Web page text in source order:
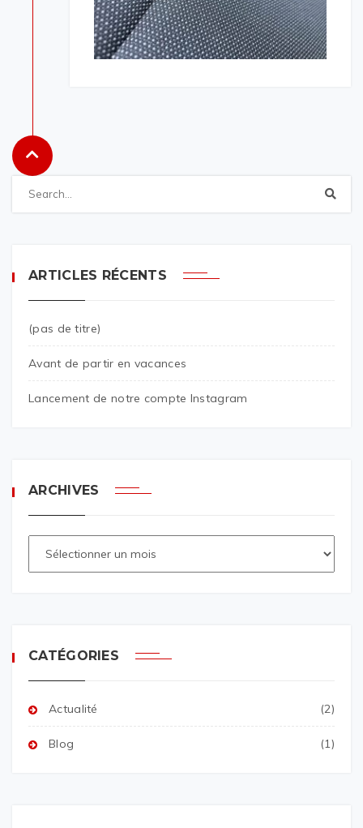
ARTICLES RÉCENTS
(pas de titre)
Avant de partir en vacances
Lancement de notre compte Instagram
ARCHIVES
CATÉGORIES
Actualité (2)
Blog (1)